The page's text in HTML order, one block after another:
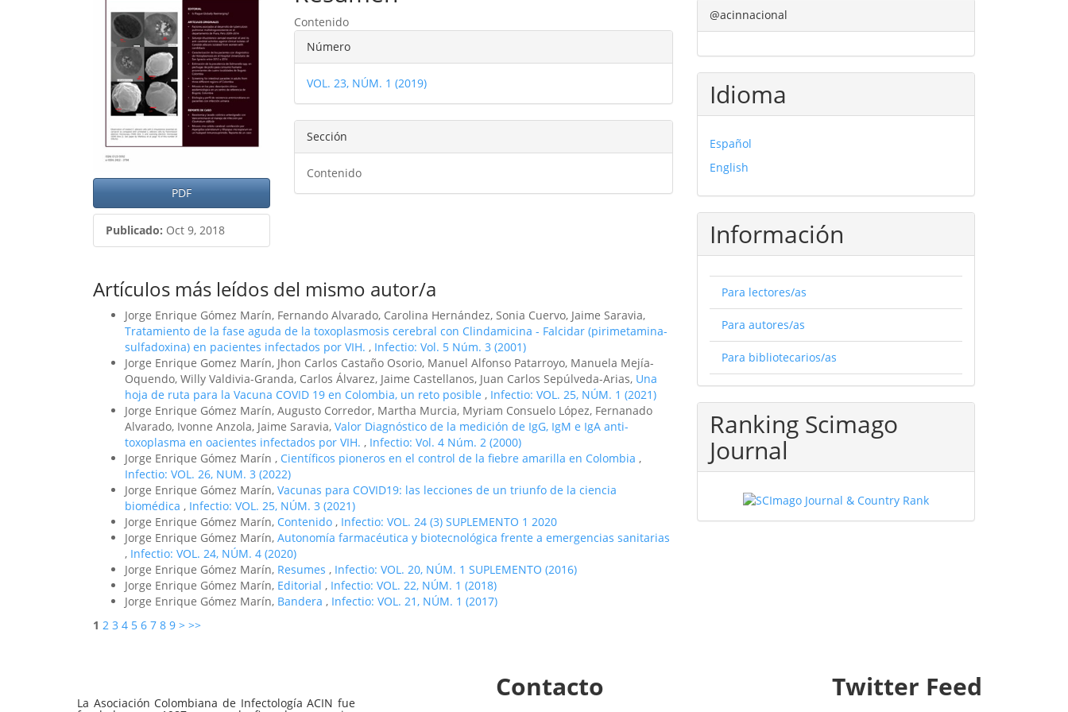
del
artículo
PDF
Publicado: Oct 9, 2018
del
artículo
Contenido
Detalles
del
artículo
Número
VOL. 23, NÚM. 1 (2019)
Sección
Contenido
Artículos más leídos del mismo autor/a
Jorge Enrique Gómez Marín, Fernando Alvarado, Carolina Hernández, Sonia Cuervo, Jaime Saravia,
Tratamiento de la fase aguda de la toxoplasmosis cerebral con Clindamicina - Falcidar (pirimetamina-
sulfadoxina) en pacientes infectados por VIH. , Infectio: Vol. 5 Núm. 3 (2001)
Jorge Enrique Gomez Marín, Jhon Carlos Castaño Osorio, Manuel Alfonso Patarroyo, Manuela Mejía-
Oquendo, Willy Valdivia-Granda, Carlos Álvarez, Jaime Castellanos, Juan Carlos Sepúlveda-Arias, Una
hoja de ruta para la Vacuna COVID 19 en Colombia, un reto posible , Infectio: VOL. 25, NÚM. 1 (2021)
Jorge Enrique Gómez Marín, Augusto Corredor, Martha Murcia, Myriam Consuelo López, Fernanado
Alvarado, Ivonne Anzola, Jaime Saravia, Valor Diagnóstico de la medición de IgG, IgM e IgA anti-
toxoplasma en oacientes infectados por VIH. , Infectio: Vol. 4 Núm. 2 (2000)
Jorge Enrique Gómez Marín , Científicos pioneros en el control de la fiebre amarilla en Colombia ,
Infectio: VOL. 26, NUM. 3 (2022)
Jorge Enrique Gómez Marín, Vacunas para COVID19: las lecciones de un triunfo de la ciencia
biomédica , Infectio: VOL. 25, NÚM. 3 (2021)
Jorge Enrique Gómez Marín, Contenido , Infectio: VOL. 24 (3) SUPLEMENTO 1 2020
Jorge Enrique Gómez Marín, Autonomía farmacéutica y biotecnológica frente a emergencias sanitarias
, Infectio: VOL. 24, NÚM. 4 (2020)
Jorge Enrique Gómez Marín, Resumes , Infectio: VOL. 20, NÚM. 1 SUPLEMENTO (2016)
Jorge Enrique Gómez Marín, Editorial , Infectio: VOL. 22, NÚM. 1 (2018)
Jorge Enrique Gómez Marín, Bandera , Infectio: VOL. 21, NÚM. 1 (2017)
1 2 3 4 5 6 7 8 9 > >>
@acinnacional
Idioma
Español
English
Información
Para lectores/as
Para autores/as
Para bibliotecarios/as
Ranking Scimago
Journal
La Asociación Colombiana de Infectología ACIN fue
Contacto Twitter Feed